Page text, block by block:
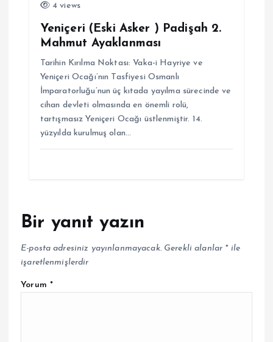
4 views
Yeniçeri (Eski Asker ) Padişah 2.
Mahmut Ayaklanması
Tarihin Kırılma Noktası: Vaka-i Hayriye ve
Yeniçeri Ocağı’nın Tasfiyesi Osmanlı
İmparatorluğu’nun üç kıtada yayılma sürecinde ve
cihan devleti olmasında en önemli rolü,
tartışmasız Yeniçeri Ocağı üstlenmiştir. 14.
yüzyılda kurulmuş olan…
Bir yanıt yazın
E-posta adresiniz yayınlanmayacak. Gerekli alanlar *ile
işaretlenmişlerdir
Yorum *